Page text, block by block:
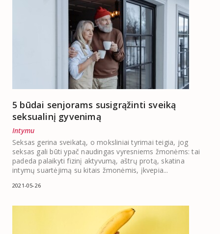
5 būdai senjorams susigrąžinti sveiką
seksualinį gyvenimą
Intymu
Seksas gerina sveikatą, o moksliniai tyrimai teigia, jog
seksas gali būti ypač naudingas vyresniems žmonėms: tai
padeda palaikyti fizinį aktyvumą, aštrų protą, skatina
intymų suartėjimą su kitais žmonėmis, įkvepia...
2021-05-26